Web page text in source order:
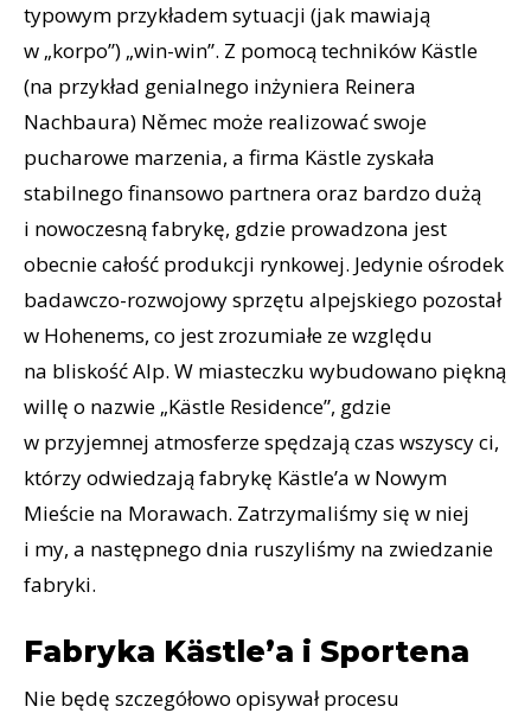
typowym przykładem sytuacji (jak mawiają
w „korpo”) „win-win”. Z pomocą techników Kästle
(na przykład genialnego inżyniera Reinera
Nachbaura) Němec może realizować swoje
pucharowe marzenia, a firma Kästle zyskała
stabilnego finansowo partnera oraz bardzo dużą
i nowoczesną fabrykę, gdzie prowadzona jest
obecnie całość produkcji rynkowej. Jedynie ośrodek
badawczo-rozwojowy sprzętu alpejskiego pozostał
w Hohenems, co jest zrozumiałe ze względu
na bliskość Alp. W miasteczku wybudowano piękną
willę o nazwie „Kästle Residence”, gdzie
w przyjemnej atmosferze spędzają czas wszyscy ci,
którzy odwiedzają fabrykę Kästle’a w Nowym
Mieście na Morawach. Zatrzymaliśmy się w niej
i my, a następnego dnia ruszyliśmy na zwiedzanie
fabryki.
Fabryka Kästle’a i Sportena
Nie będę szczegółowo opisywał procesu